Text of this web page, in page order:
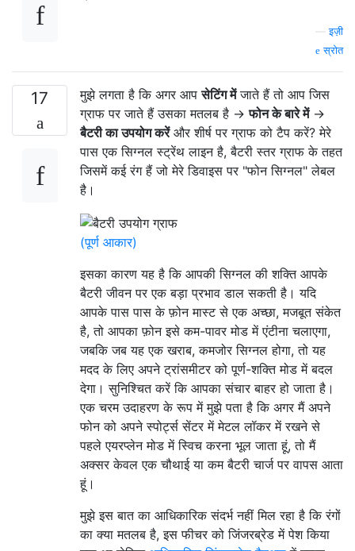
—इज़ी
स्रोत
17 मुझे लगता है कि अगर आपसेटिंग मेंजाते हैं तो आप जिस
ग्राफ पर जाते हैं उसका मतलब है ->फोन के बारे में->
बैटरी का उपयोग करेंऔर शीर्ष पर ग्राफ को टैप करें? मेरे
पास एक सिग्नल स्ट्रेंथ लाइन है, बैटरी स्तर ग्राफ के तहत
जिसमें कई रंग हैं जो मेरे डिवाइस पर "फोन सिग्नल" लेबल
है।
(पूर्ण आकार)
इसका कारण यह है कि आपकी सिग्नल की शक्ति आपके
बैटरी जीवन पर एक बड़ा प्रभाव डाल सकती है। यदि
आपके पास पास के फ़ोन मास्ट से एक अच्छा, मजबूत संकेत
है, तो आपका फ़ोन इसे कम-पावर मोड में एंटीना चलाएगा,
जबकि जब यह एक खराब, कमजोर सिग्नल होगा, तो यह
मदद के लिए अपने ट्रांसमीटर को पूर्ण-शक्ति मोड में बदल
देगा। सुनिश्चित करें कि आपका संचार बाहर हो जाता है।
एक चरम उदाहरण के रूप में मुझे पता है कि अगर मैं अपने
फोन को अपने स्पोर्ट्स सेंटर में मेटल लॉकर में रखने से
पहले एयरप्लेन मोड में स्विच करना भूल जाता हूं, तो मैं
अक्सर केवल एक चौथाई या कम बैटरी चार्ज पर वापस आता
हूं।
मुझे इस बात का आधिकारिक संदर्भ नहीं मिल रहा है कि रंगों
का क्या मतलब है, इस फीचर को जिंजरब्रेड में पेश किया